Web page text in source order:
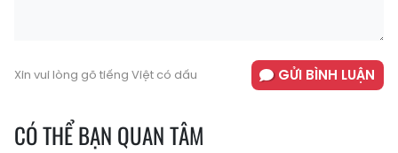
Xin vui lòng gõ tiếng Việt có dấu GỬI BÌNH LUẬN
CÓ THỂ BẠN QUAN TÂM